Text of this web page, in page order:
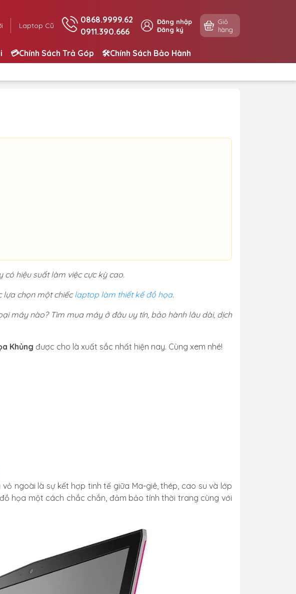
Laptop Cũ
0868.9999.62
0911.390.666
Đăng nhập
Đăng ký
Giỏ
hàng
💳Chính Sách Trả Góp 🛠️Chính Sách Bảo Hành
hiệu suất làm việc cực kỳ cao.
lựa chọn một chiếclaptop làm thiết kế đồ họa.
máy nào? Tìm mua máy ở đâu uy tín, bảo hành lâu dài, dịch
Khủng được cho là xuất sắc nhất hiện nay. Cùng xem nhé!
vỏ ngoài là sự kết hợp tinh tế giữa Ma-giê, thép, cao su và lớp
họa một cách chắc chắn, đảm bảo tính thời trang cùng với